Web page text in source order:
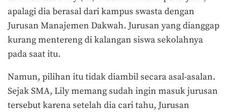
apalagi dia berasal dari kampus swasta dengan
Jurusan Manajemen Dakwah. Jurusan yang dianggap
kurang mentereng di kalangan siswa sekolahnya
pada saat itu.
Namun, pilihan itu tidak diambil secara asal-asalan.
Sejak SMA, Lily memang sudah ingin masuk jurusan
tersebut karena setelah dia cari tahu, Jurusan